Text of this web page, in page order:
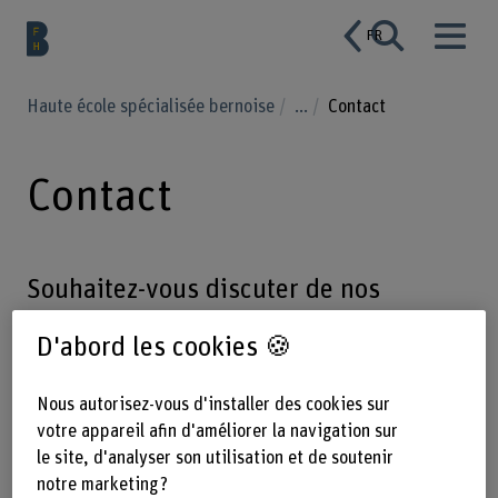
FR
Haute école spécialisée bernoise ... Contact
Contact
Souhaitez-vous discuter de nos
de la gestion multifonctionnelle des
forêts? N’hésitez pas à nous contacter!
Personnes de contact:
D'abord les cookies 🍪
Nous autorisez-vous d'installer des cookies sur
votre appareil afin d'améliorer la navigation sur
le site, d'analyser son utilisation et de soutenir
notre marketing ?